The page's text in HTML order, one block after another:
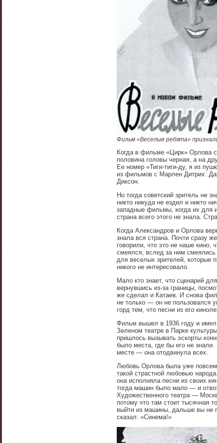
Фильм «Веселые ребята»
Когда в фильме «Цирк» Орлова
половина головы черная, а на
Ее номер «Тиги-тиги-ду, я из
из фильмов с Марлен Дитрих.
Диксон.
Но тогда советский зритель не
никто никуда не ездил и никто
западные фильмы, когда их для
страна всего этого не знала.
Когда Александров и Орлова
знала вся страна. Почти сразу
говорили, что это не наше кино,
смеялся, вслед за ним
для веселых зрителей, которые
никого не интересовало.
Мало кто знает, что сценарий
вернувшись из-за границы,
же сделал и Катаев. И снова
не только — он не пользовался
горд тем, что песни из его
Фильм вышел в 1936 году и имел
Зеленом театре в Парке
пришлось вызывать эскорты
было места, где бы его не
месте — она отодвинула всех.
Любовь Орлова была уже
такой страстной любовью
она исполняла песни из своих
тогда машин было мало — и
Художественного театра —
потому что там стоит тысячная
выйти из машины, дальше вы не
сказал: «Синема!»